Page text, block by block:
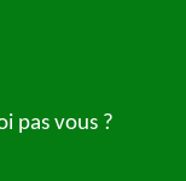
pas vous ?